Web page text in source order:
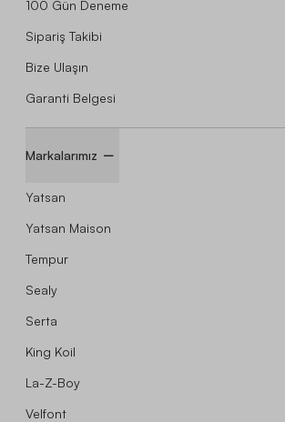
100 Gün Deneme
Sipariş Takibi
Bize Ulaşın
Garanti Belgesi
Markalarımız
Yatsan
Yatsan Maison
Tempur
Sealy
Serta
King Koil
La-Z-Boy
Velfont